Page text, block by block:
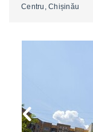
Centru, Chișinău